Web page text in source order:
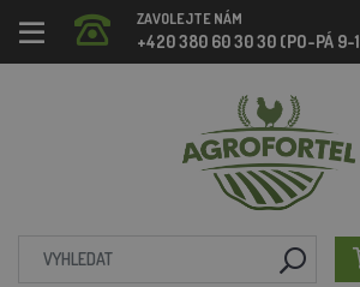
ZAVOLEJTE NÁM
+420 380 60 30 30 (PO-PÁ 9-